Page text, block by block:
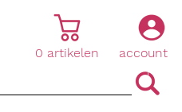
account
|
0 artikelen